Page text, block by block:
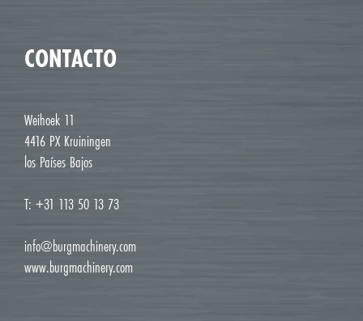
CONTACTO
Weihoek 11
4416 PX Kruiningen
los Países Bajos
T: +31 113 50 13 73
info@burgmachinery.com
www.burgmachinery.com